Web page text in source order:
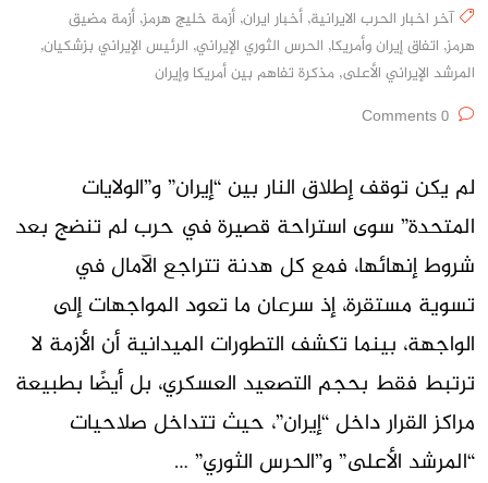
آخر اخبار الحرب الايرانية, أخبار ايران, أزمة خليج هرمز, أزمة مضيق
هرمز, اتفاق إيران وأمريكا, الحرس الثوري الإيراني, الرئيس الإيراني بزشكيان,
المرشد الإيراني الأعلى, مذكرة تفاهم بين أمريكا وإيران
لم يكن توقف إطلاق النار بين “إيران” و”الولايات
المتحدة” سوى استراحة قصيرة في حرب لم تنضج بعد
شروط إنهائها، فمع كل هدنة تتراجع الآمال في
تسوية مستقرة، إذ سرعان ما تعود المواجهات إلى
الواجهة، بينما تكشف التطورات الميدانية أن الأزمة لا
ترتبط فقط بحجم التصعيد العسكري، بل أيضًا بطبيعة
مراكز القرار داخل “إيران”، حيث تتداخل صلاحيات
“المرشد الأعلى” و”الحرس الثوري” …